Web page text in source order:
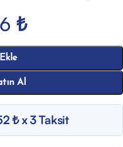
₺
Al
₺ x 3 Taksit